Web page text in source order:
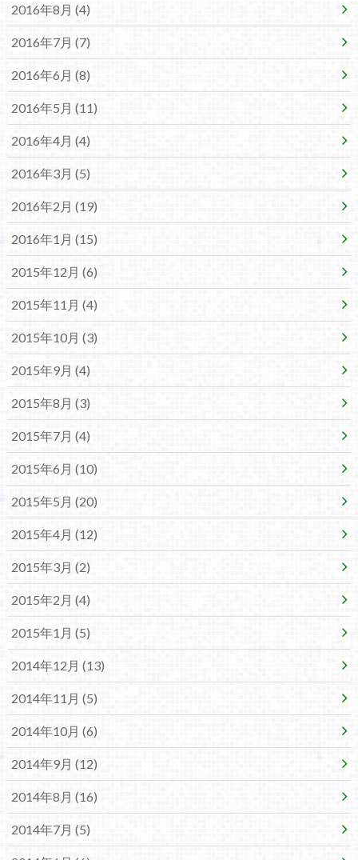
2016年8月 (4)
2016年7月 (7)
2016年6月 (8)
2016年5月 (11)
2016年4月 (4)
2016年3月 (5)
2016年2月 (19)
2016年1月 (15)
2015年12月 (6)
2015年11月 (4)
2015年10月 (3)
2015年9月 (4)
2015年8月 (3)
2015年7月 (4)
2015年6月 (10)
2015年5月 (20)
2015年4月 (12)
2015年3月 (2)
2015年2月 (4)
2015年1月 (5)
2014年12月 (13)
2014年11月 (5)
2014年10月 (6)
2014年9月 (12)
2014年8月 (16)
2014年7月 (5)